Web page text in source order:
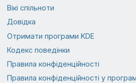
Вікі спільноти
Довідка
Отримати програми KDE
Кодекс поведінки
Правила конфіденційності
Правила конфіденційності у